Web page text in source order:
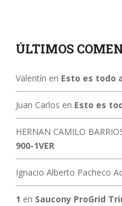
ÚLTIMOS
Valentín en Esto es todo
Juan Carlos en Esto es
HERNAN CAMILO
900-1VER
Ignacio Alberto Pacheco
1 en Saucony ProGrid